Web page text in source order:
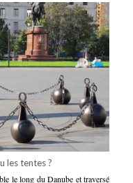
les tentes ?
le long du Danube et traversé